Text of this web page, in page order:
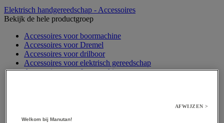
Elektrisch handgereedschap - Accessoires
Bekijk de hele productgroep
Accessoires voor boormachine
Accessoires voor Dremel
Accessoires voor drilboor
Accessoires voor elektrisch gereedschap
Accessoires voor freesmachine
Accessoires voor schroevendraaier
AFWIJZEN >
Welkom bij Manutan!